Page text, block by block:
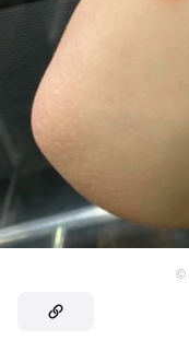
©